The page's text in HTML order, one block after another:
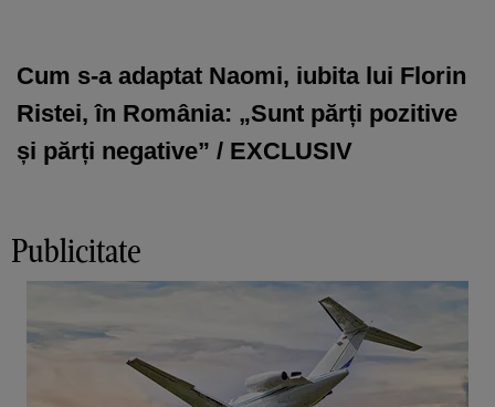
Cum s-a adaptat Naomi, iubita lui Florin
Ristei, în România: „Sunt părți pozitive
și părți negative” / EXCLUSIV
Publicitate